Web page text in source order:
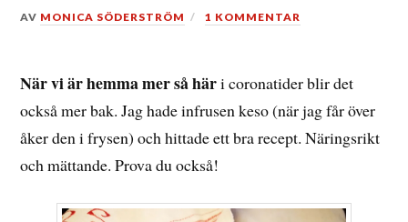
DEN
2020
AV MONICA SÖDERSTRÖM 1 KOMMENTAR
När vi är hemma mer så häri coronatider blir det
också mer bak. Jag hade infrusen keso (när jag får över
åker den i frysen) och hittade ett bra recept. Näringsrikt
och mättande. Prova du också!